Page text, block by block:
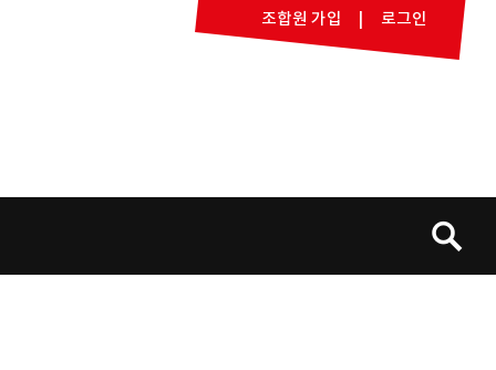
조합원 가입 로그인